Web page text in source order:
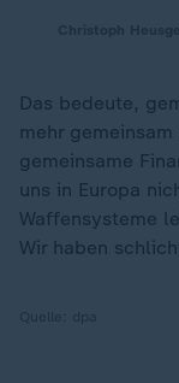
Das bedeute,
mehr
gemeinsame
uns in Europa
Waffensysteme
Wir haben